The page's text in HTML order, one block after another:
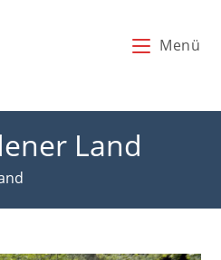
Menü
Land